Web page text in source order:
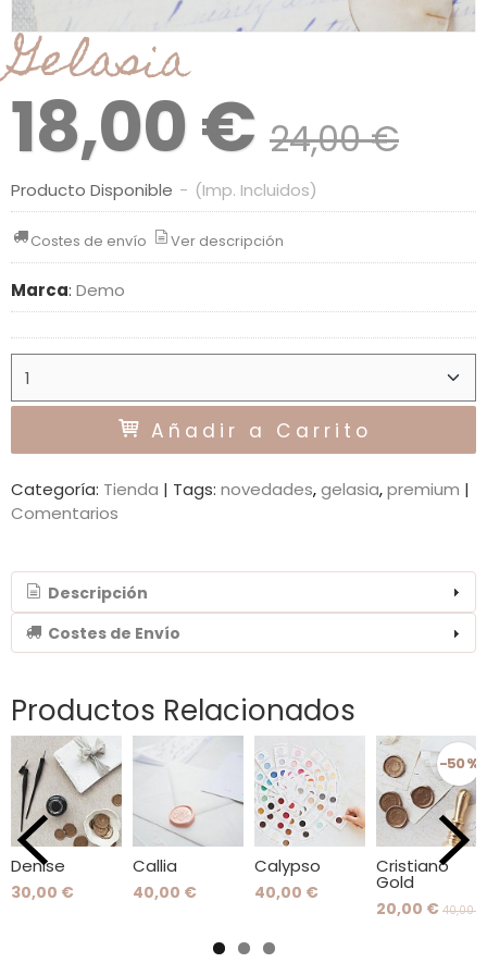
Gelasia
18,00 € 24,00 €
Producto Disponible - (Imp. Incluidos)
Costes de envío Ver descripción
Marca: Demo
Añadir a Carrito
Categoría: Tienda | Tags: novedades gelasia premium |
Comentarios
Descripción
Costes de Envío
Productos Relacionados
Denise
30,00 €
Callia
40,00 €
Calypso
40,00 €
-50 %
Cristiano
Gold
20,00 € 40,00 €